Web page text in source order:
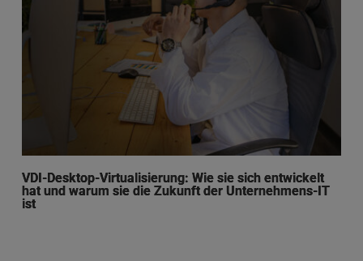
VDI-Desktop-Virtualisierung: Wie sie sich entwickelt
hat und warum sie die Zukunft der Unternehmens-IT
ist